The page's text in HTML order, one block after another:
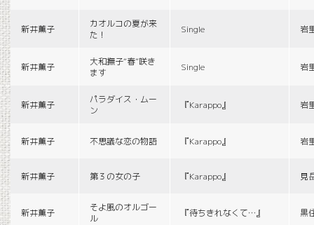
新井薫子
カオルコの夏が来
た！
Single 岩
新井薫子
大和撫子“春”咲き
ます
Single 岩
新井薫子
パラダイス・ムー
ン
『Karappo』 岩
新井薫子 不思議な恋の物語 『Karappo』 岩
新井薫子 第３の女の子 『Karappo』 見
新井薫子
そよ風のオルゴー
ル
『待ちきれなくて…』 黒